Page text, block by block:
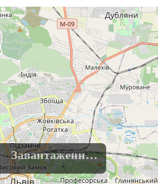
Завантаження......